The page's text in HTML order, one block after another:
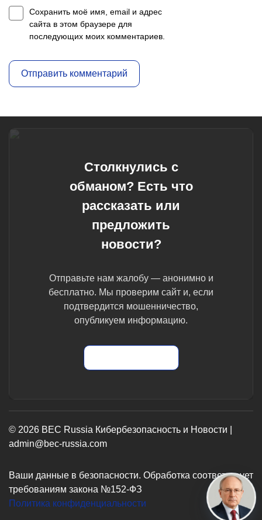
Сохранить моё имя, email и адрес
сайта в этом браузере для
последующих моих комментариев.
Столкнулись с
обманом? Есть что
рассказать или
предложить
новости?
Отправьте нам жалобу — анонимно и
бесплатно. Мы проверим сайт и, если
подтвердится мошенничество,
опубликуем информацию.
© 2026 BEC Russia Кибербезопасность и Новости |
admin@bec-russia.com
Ваши данные в безопасности. Обработка соответствует
требованиям закона №152-ФЗ
Политика конфиденциальности